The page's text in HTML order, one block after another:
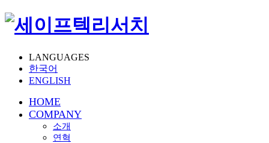
LANGUAGES
한국어
ENGLISH
HOME
COMPANY
소개
연혁